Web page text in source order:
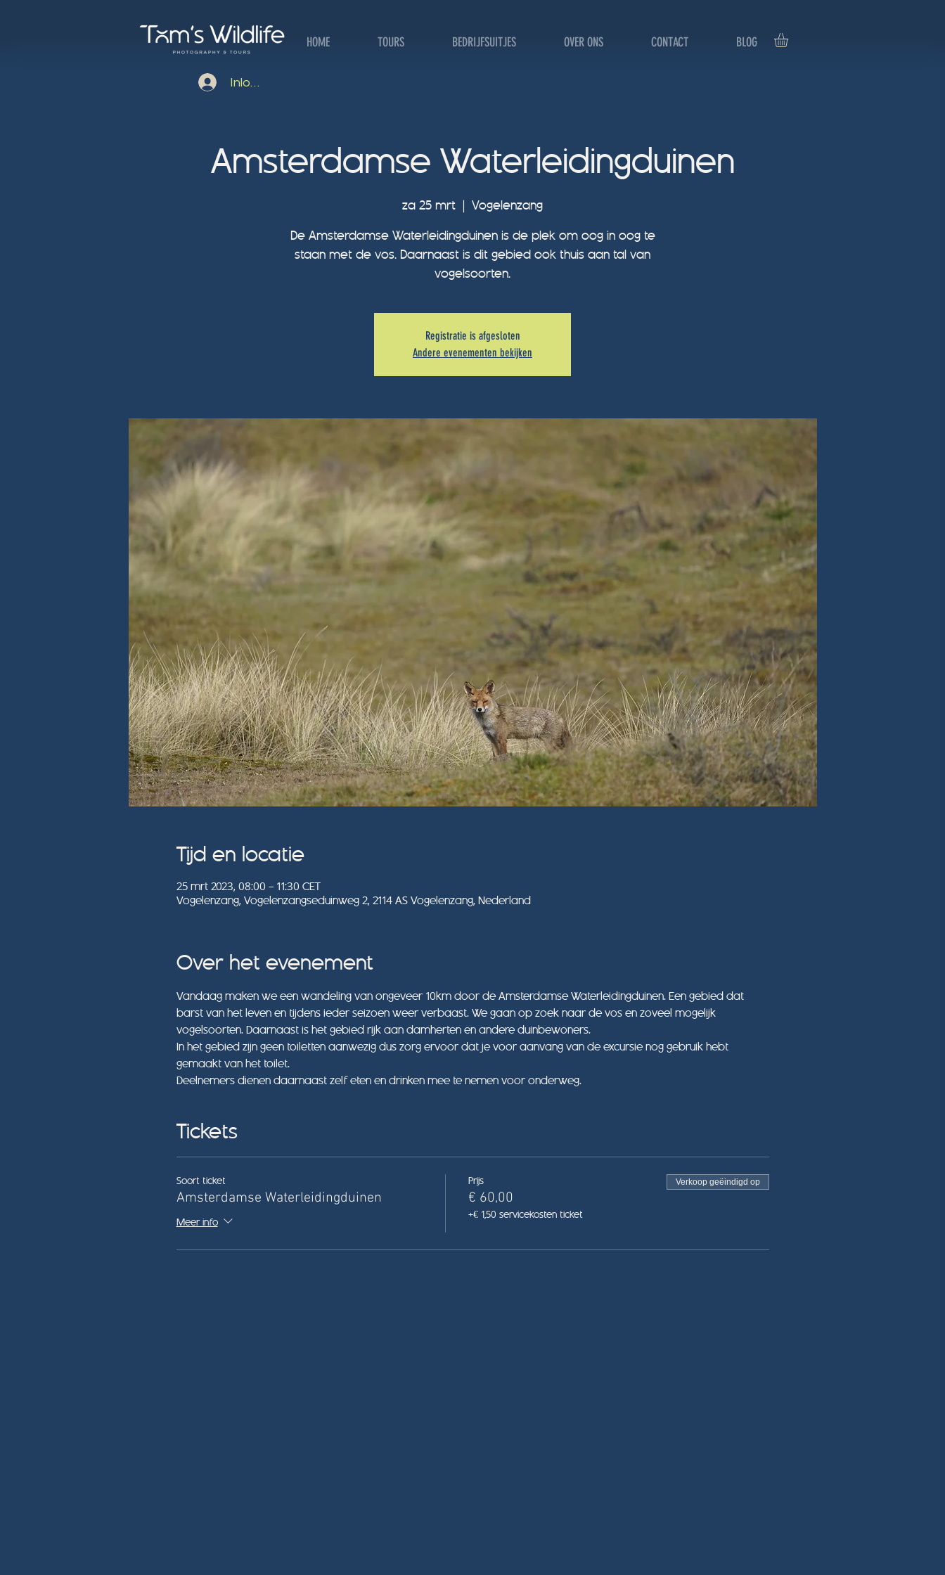
HOME TOURS BEDRIJFSUITJES OVER ONS CONTACT BLOG
Inloggen
Amsterdamse Waterleidingduinen
za 25 mrt
  |
Vogelenzang
De Amsterdamse Waterleidingduinen is de plek om oog in oog te
staan met de vos. Daarnaast is dit gebied ook thuis aan tal van
vogelsoorten.
Registratie is afgesloten
Andere evenementen bekijken
Tijd en locatie
25 mrt 2023, 08:00 – 11:30 CET
Vogelenzang, Vogelenzangseduinweg 2, 2114 AS Vogelenzang, Nederland
Over het evenement
Vandaag maken we een wandeling van ongeveer 10km door de Amsterdamse Waterleidingduinen. Een gebied dat
barst van het leven en tijdens ieder seizoen weer verbaast. We gaan op zoek naar de vos en zoveel mogelijk
vogelsoorten. Daarnaast is het gebied rijk aan damherten en andere duinbewoners.
In het gebied zijn geen toiletten aanwezig dus zorg ervoor dat je voor aanvang van de excursie nog gebruik hebt
gemaakt van het toilet.
Deelnemers dienen daarnaast zelf eten en drinken mee te nemen voor onderweg.
Tickets
Soort ticket
Amsterdamse Waterleidingduinen
Meer info
Prijs
€ 60,00
+€ 1,50 servicekosten ticket
Verkoop geëindigd op